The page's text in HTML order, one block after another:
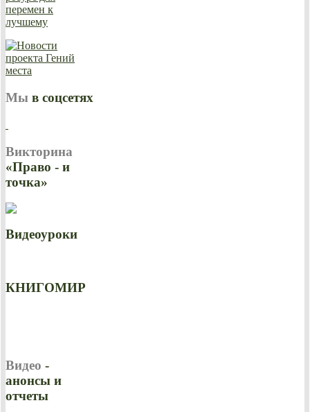
Мы в соцсетях
Викторина
«Право - и
точка»
Видеоуроки
КНИГОМИР
Видео -
анонсы и
отчеты